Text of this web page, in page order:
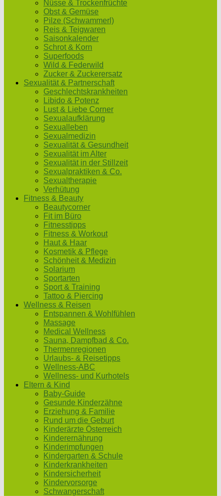
Nüsse & Trockenfrüchte
Obst & Gemüse
Pilze (Schwammerl)
Reis & Teigwaren
Saisonkalender
Schrot & Korn
Superfoods
Wild & Federwild
Zucker & Zuckerersatz
Sexualität & Partnerschaft
Geschlechtskrankheiten
Libido & Potenz
Lust & Liebe Corner
Sexualaufklärung
Sexualleben
Sexualmedizin
Sexualität & Gesundheit
Sexualität im Alter
Sexualität in der Stillzeit
Sexualpraktiken & Co.
Sexualtherapie
Verhütung
Fitness & Beauty
Beautycorner
Fit im Büro
Fitnesstipps
Fitness & Workout
Haut & Haar
Kosmetik & Pflege
Schönheit & Medizin
Solarium
Sportarten
Sport & Training
Tattoo & Piercing
Wellness & Reisen
Entspannen & Wohlfühlen
Massage
Medical Wellness
Sauna, Dampfbad & Co.
Thermenregionen
Urlaubs- & Reisetipps
Wellness-ABC
Wellness- und Kurhotels
Eltern & Kind
Baby-Guide
Gesunde Kinderzähne
Erziehung & Familie
Rund um die Geburt
Kinderärzte Österreich
Kinderernährung
Kinderimpfungen
Kindergarten & Schule
Kinderkrankheiten
Kindersicherheit
Kindervorsorge
Schwangerschaft